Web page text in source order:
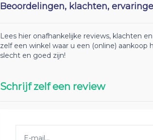
Beoordelingen, klachten,
Lees hier onafhankelijke reviews, klachten
zelf een winkel waar u een (online)
slecht en goed zijn!
Schrijf zelf een review